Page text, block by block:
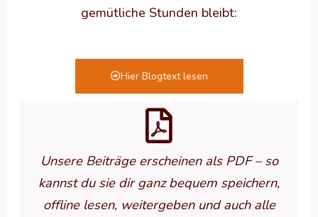
gemütliche Stunden bleibt:
Hier Blogtext lesen
Unsere Beiträge erscheinen als PDF – so
kannst du sie dir ganz bequem speichern,
offline lesen, weitergeben und auch alle